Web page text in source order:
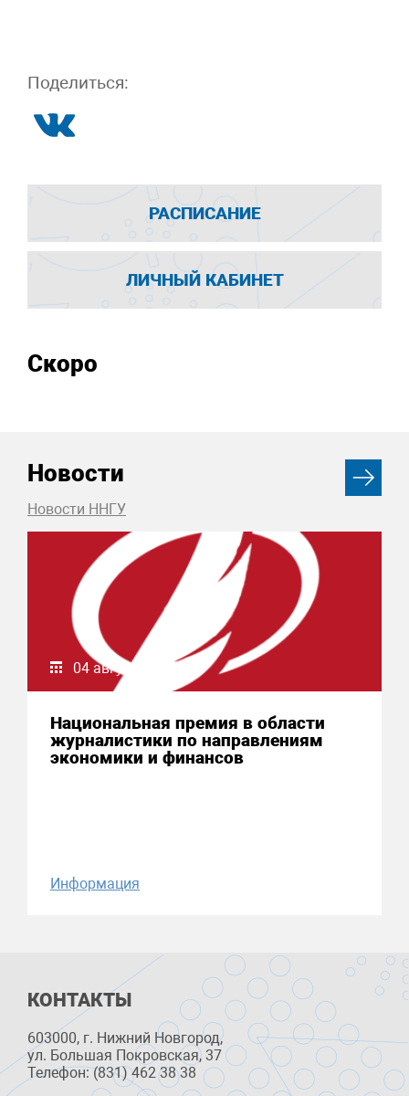
Поделиться:
РАСПИСАНИЕ
ЛИЧНЫЙ КАБИНЕТ
Скоро
Новости
Новости ННГУ
04 августа 2026
Национальная премия в области
журналистики по направлениям
экономики и финансов
Информация
КОНТАКТЫ
603000, г. Нижний Новгород,
ул. Большая Покровская, 37
Телефон: (831) 462 38 38